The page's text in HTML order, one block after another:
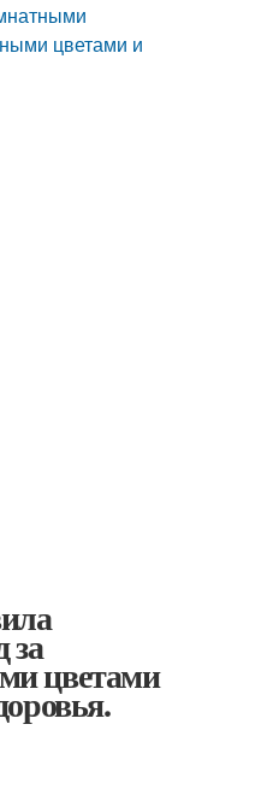
цветами и
за
цветами